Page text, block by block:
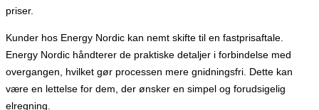
priser.
Kunder hos Energy Nordic kan nemt skifte til en fastprisaftale.
Energy Nordic håndterer de praktiske detaljer i forbindelse med
overgangen, hvilket gør processen mere gnidningsfri. Dette kan
være en lettelse for dem, der ønsker en simpel og forudsigelig
elregning.